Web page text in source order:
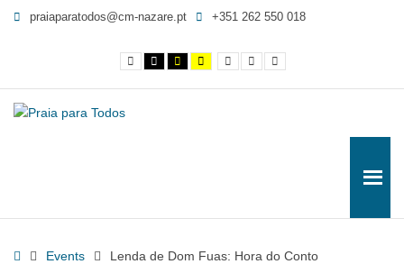
Hora
Todos
praiaparatodos@cm-nazare.pt +351 262 550 018
Contraste
normal
Contraste
preto
branco
Contraste
preto
amarelo
Yellow
and
contrast
Smaller
Font
Letra
por maior
HomeEvents Lenda de Dom Fuas: Hora do Conto